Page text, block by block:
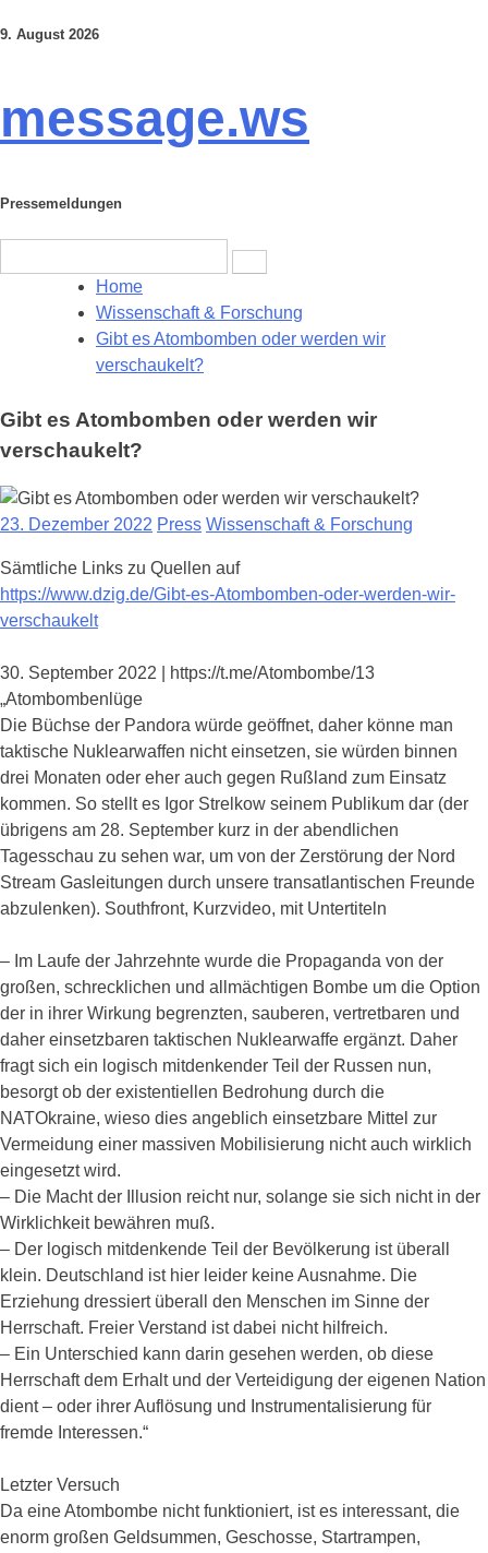
Skip
9. August 2026
message.ws
Pressemeldungen
for:
Home
Wissenschaft & Forschung
Gibt es Atombomben oder werden wir
verschaukelt?
Gibt es Atombomben oder werden wir
verschaukelt?
23. Dezember 2022 Press Wissenschaft & Forschung
Sämtliche Links zu Quellen auf
https://www.dzig.de/Gibt-es-Atombomben-oder-werden-wir-
verschaukelt
30. September 2022 | https://t.me/Atombombe/13
„Atombombenlüge
Die Büchse der Pandora würde geöffnet, daher könne man
taktische Nuklearwaffen nicht einsetzen, sie würden binnen
drei Monaten oder eher auch gegen Rußland zum Einsatz
kommen. So stellt es Igor Strelkow seinem Publikum dar (der
übrigens am 28. September kurz in der abendlichen
Tagesschau zu sehen war, um von der Zerstörung der Nord
Stream Gasleitungen durch unsere transatlantischen Freunde
abzulenken). Southfront, Kurzvideo, mit Untertiteln
– Im Laufe der Jahrzehnte wurde die Propaganda von der
großen, schrecklichen und allmächtigen Bombe um die Option
der in ihrer Wirkung begrenzten, sauberen, vertretbaren und
daher einsetzbaren taktischen Nuklearwaffe ergänzt. Daher
fragt sich ein logisch mitdenkender Teil der Russen nun,
besorgt ob der existentiellen Bedrohung durch die
NATOkraine, wieso dies angeblich einsetzbare Mittel zur
Vermeidung einer massiven Mobilisierung nicht auch wirklich
eingesetzt wird.
– Die Macht der Illusion reicht nur, solange sie sich nicht in der
Wirklichkeit bewähren muß.
– Der logisch mitdenkende Teil der Bevölkerung ist überall
klein. Deutschland ist hier leider keine Ausnahme. Die
Erziehung dressiert überall den Menschen im Sinne der
Herrschaft. Freier Verstand ist dabei nicht hilfreich.
– Ein Unterschied kann darin gesehen werden, ob diese
Herrschaft dem Erhalt und der Verteidigung der eigenen Nation
dient – oder ihrer Auflösung und Instrumentalisierung für
fremde Interessen.“
Letzter Versuch
Da eine Atombombe nicht funktioniert, ist es interessant, die
enorm großen Geldsummen, Geschosse, Startrampen,